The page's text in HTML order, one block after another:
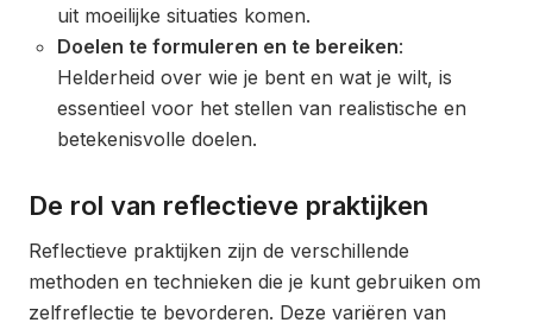
uit moeilijke situaties komen.
Doelen te formuleren en te bereiken:
Helderheid over wie je bent en wat je wilt, is
essentieel voor het stellen van realistische en
betekenisvolle doelen.
De rol van reflectieve praktijken
Reflectieve praktijken zijn de verschillende
methoden en technieken die je kunt gebruiken om
zelfreflectie te bevorderen. Deze variëren van